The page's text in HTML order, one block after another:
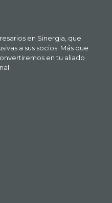
en Sinergia, que
a sus socios. Más que
en tu aliado